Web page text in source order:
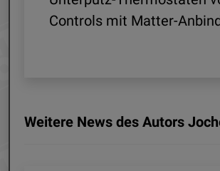
Controls mit Matter-
Weitere News des Autors